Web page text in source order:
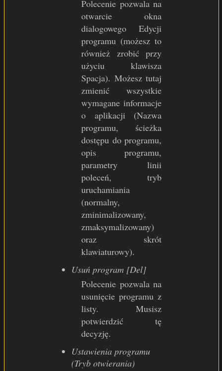
Polecenie pozwala na
otwarcie okna
dialogowego Edycji
programu (możesz to
również zrobić przy
użyciu klawisza
Spacja). Możesz tutaj
zmienić wszystkie
wymagane informacje
o aplikacji (Nazwa
programu, ścieżka
dostępu do programu,
opis programu,
parametry linii
poleceń, tryb
uruchamiania
(normalny,
zminimalizowany,
zmaksymalizowany)
oraz skrót
klawiaturowy).
Usuń program [Del]
Polecenie pozwala na
usunięcie programu z
listy. Musisz
potwierdzić tę
decyzję.
Ustawienia programu
(Tryb otwierania)